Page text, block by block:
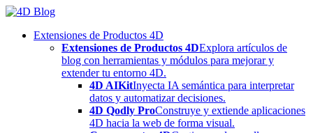
Skip
contentExtensiones de Productos 4D
Extensiones de Productos 4DExplora artículos de
blog con herramientas y módulos para mejorar y
extender tu entorno 4D.
4D AIKitInyecta IA semántica para interpretar
datos y automatizar decisiones.
4D Qodly ProConstruye y extiende aplicaciones
4D hacia la web de forma visual.